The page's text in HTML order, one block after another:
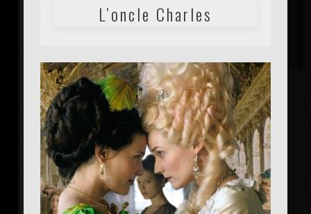
L’oncle Charles